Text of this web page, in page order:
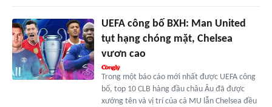
UEFA công bố BXH: Man United
tụt hạng chóng mặt, Chelsea
vươn cao
Trong một báo cáo mới nhất được UEFA công
bố, top 10 CLB hàng đầu châu Âu đã được
xướng tên và vị trí của cả MU lẫn Chelsea đều